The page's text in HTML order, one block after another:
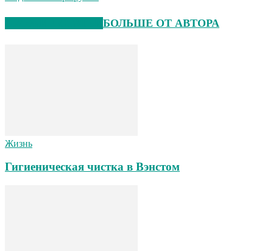
БОЛЬШЕ ОТ АВТОРА
Жизнь
Гигиеническая чистка в Вэнстом